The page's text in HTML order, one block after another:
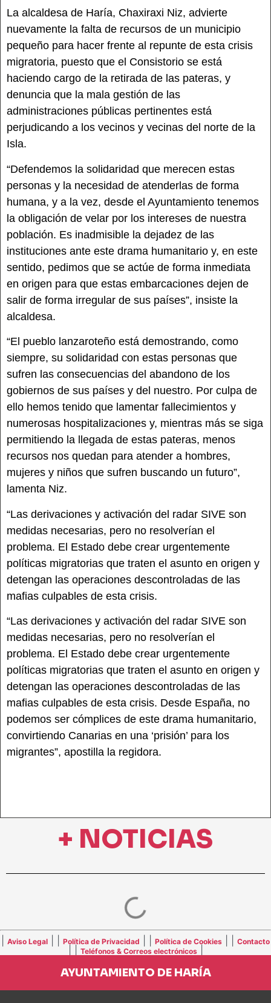
La alcaldesa de Haría, Chaxiraxi Niz, advierte
nuevamente la falta de recursos de un municipio
pequeño para hacer frente al repunte de esta crisis
migratoria, puesto que el Consistorio se está
haciendo cargo de la retirada de las pateras, y
denuncia que la mala gestión de las
administraciones públicas pertinentes está
perjudicando a los vecinos y vecinas del norte de la
Isla.
“Defendemos la solidaridad que merecen estas
personas y la necesidad de atenderlas de forma
humana, y a la vez, desde el Ayuntamiento tenemos
la obligación de velar por los intereses de nuestra
población. Es inadmisible la dejadez de las
instituciones ante este drama humanitario y, en este
sentido, pedimos que se actúe de forma inmediata
en origen para que estas embarcaciones dejen de
salir de forma irregular de sus países”, insiste la
alcaldesa.
“El pueblo lanzaroteño está demostrando, como
siempre, su solidaridad con estas personas que
sufren las consecuencias del abandono de los
gobiernos de sus países y del nuestro. Por culpa de
ello hemos tenido que lamentar fallecimientos y
numerosas hospitalizaciones y, mientras más se siga
permitiendo la llegada de estas pateras, menos
recursos nos quedan para atender a hombres,
mujeres y niños que sufren buscando un futuro”,
lamenta Niz.
“Las derivaciones y activación del radar SIVE son
medidas necesarias, pero no resolverían el
problema. El Estado debe crear urgentemente
políticas migratorias que traten el asunto en origen y
detengan las operaciones descontroladas de las
mafias culpables de esta crisis.
“Las derivaciones y activación del radar SIVE son
medidas necesarias, pero no resolverían el
problema. El Estado debe crear urgentemente
políticas migratorias que traten el asunto en origen y
detengan las operaciones descontroladas de las
mafias culpables de esta crisis. Desde España, no
podemos ser cómplices de este drama humanitario,
convirtiendo Canarias en una ‘prisión’ para los
migrantes”, apostilla la regidora.
+ NOTICIAS
Aviso Legal Política de Privacidad Política de Cookies Contacto
Teléfonos & Correos electrónicos|
AYUNTAMIENTO DE HARÍA